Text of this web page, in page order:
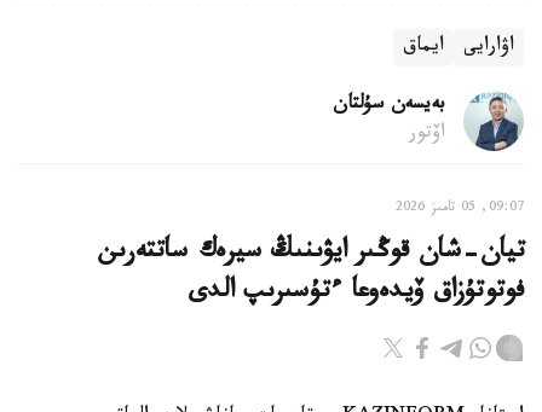
اۋارايى ايماق
بەيسەن سۇلتان
اۆتور
09:07, 05 تامىز 2026
تيان-شان قوڭىر ايۋىنىڭ سيرەك ساتتەرىن
فوتوتۇزاق ۆيدەوعا ءتۇسىرىپ الدى